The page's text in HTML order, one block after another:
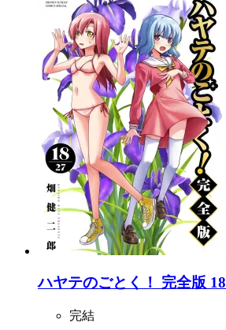
ハヤテのごとく！ 完全版 18
完結